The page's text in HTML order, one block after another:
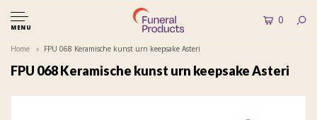
MENU
0
Home FPU 068 Keramische kunst urn keepsake Asteri
FPU 068 Keramische kunst urn keepsake Asteri